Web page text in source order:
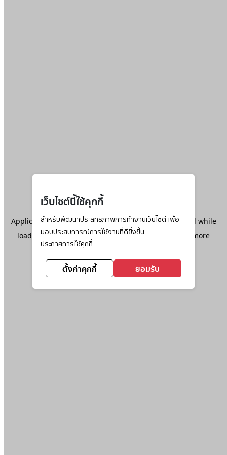
เว็บไซต์นี้ใช้คุกกี้
สำหรับพัฒนาประสิทธิภาพการทำงานเว็บไซต์ เพื่อ
มอบประสบการณ์การใช้งานที่ดียิ่งขึ้น
ประกาศการใช้คุกกี้
ตั้งค่าคุกกี้ ยอมรับ
Application error: aclient-side exception has occurred while
loadingwww.ktc.co.th(see the browser console
for more
information).